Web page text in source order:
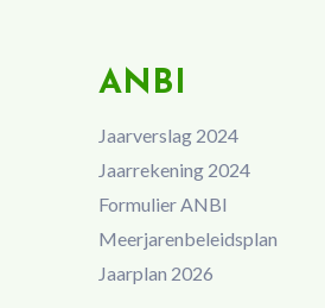
ANBI
Jaarverslag 2024
Jaarrekening 2024
Formulier ANBI
Meerjarenbeleidsplan
Jaarplan 2026